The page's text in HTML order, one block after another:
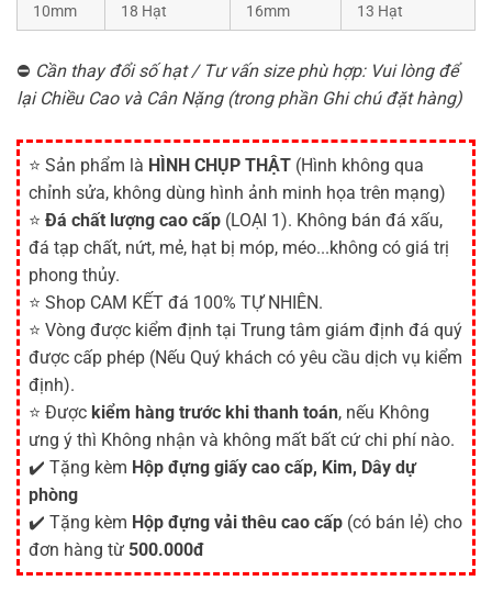
10mm
18 Hạt 16mm 13 Hạt
⛔ Cần thay đổi số hạt / Tư vấn size phù hợp: Vui lòng để
lại Chiều Cao và Cân Nặng (trong phần Ghi chú đặt hàng)
⭐ Sản phẩm là HÌNH CHỤP THẬT (Hình không qua
chỉnh sửa, không dùng hình ảnh minh họa trên mạng)
⭐ Đá chất lượng cao cấp (LOẠI 1). Không bán đá xấu,
đá tạp chất, nứt, mẻ, hạt bị móp, méo...không có giá trị
phong thủy.
⭐ Shop CAM KẾT đá 100% TỰ NHIÊN.
⭐ Vòng được kiểm định tại Trung tâm giám định đá quý
được cấp phép (Nếu Quý khách có yêu cầu dịch vụ kiểm
định).
⭐ Được kiểm hàng trước khi thanh toán, nếu Không
ưng ý thì Không nhận và không mất bất cứ chi phí nào.
✔️ Tặng kèm Hộp đựng giấy cao cấp, Kim, Dây dự
phòng
✔️ Tặng kèm Hộp đựng vải thêu cao cấp (có bán lẻ) cho
đơn hàng từ 500.000đ